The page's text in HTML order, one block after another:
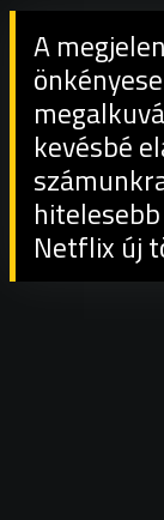
A
kevésbé
Netflix új